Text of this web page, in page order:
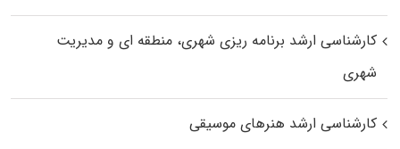
کارشناسی ارشد برنامه ریزی شهری، منطقه‌ ای و مدیریت
شهری
کارشناسی ارشد هنرهای موسیقی